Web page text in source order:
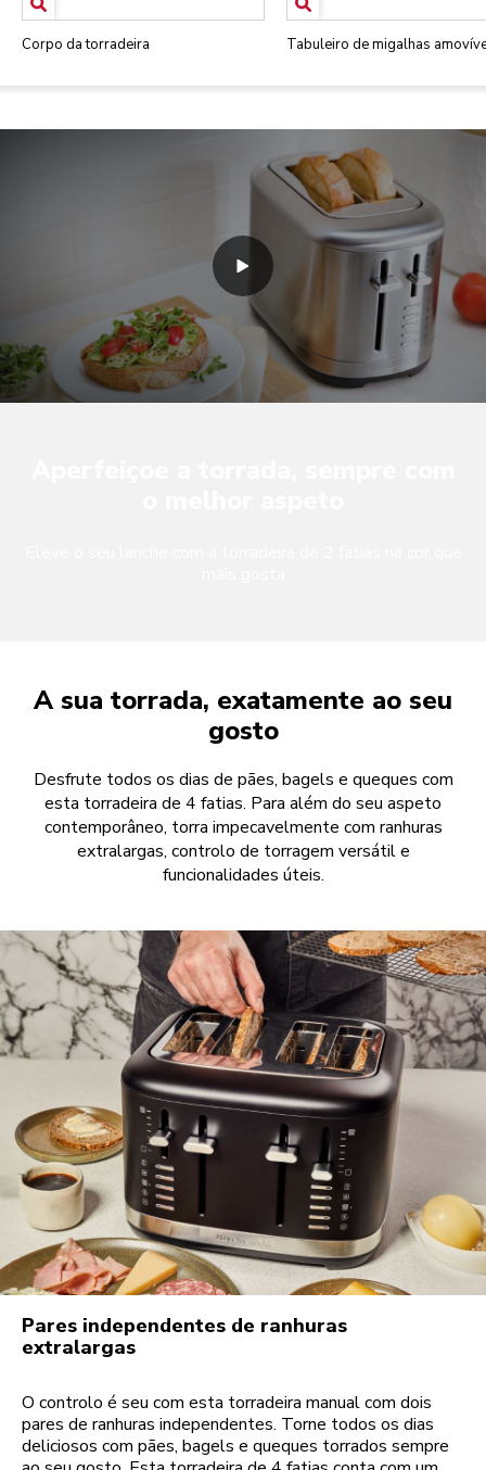
Corpo da torradeira Tabuleiro de migalhas
A sua torrada, exatamente ao seu
gosto
Desfrute todos os dias de pães, bagels e queques com
esta torradeira de 4 fatias. Para além do seu aspeto
contemporâneo, torra impecavelmente com ranhuras
extralargas, controlo de torragem versátil e
funcionalidades úteis.
Pares independentes de ranhuras
extralargas
O controlo é seu com esta torradeira manual com dois
pares de ranhuras independentes. Torne todos os dias
deliciosos com pães, bagels e queques torrados sempre